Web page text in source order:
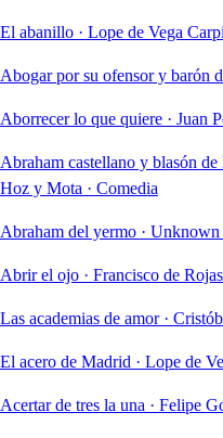
El abanillo · Lope de Vega
Abogar por su ofensor y barón
Aborrecer lo que quiere · Juan
Abraham castellano y blasón de
Hoz y Mota · Comedia
Abraham del yermo · Unknown
Abrir el ojo · Francisco de
Las academias de amor ·
El acero de Madrid · Lope de
Acertar de tres la una · Felipe